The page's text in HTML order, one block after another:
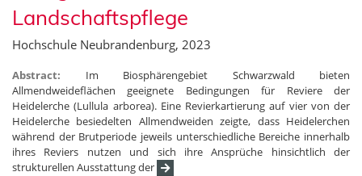
Landschaftspflege
Hochschule Neubrandenburg, 2023
Abstract: Im Biosphärengebiet Schwarzwald bieten
Allmendweideflächen geeignete Bedingungen für Reviere der
Heidelerche (Lullula arborea). Eine Revierkartierung auf vier von der
Heidelerche besiedelten Allmendweiden zeigte, dass Heidelerchen
während der Brutperiode jeweils unterschiedliche Bereiche innerhalb
ihres Reviers nutzen und sich ihre Ansprüche hinsichtlich der
strukturellen Ausstattung der